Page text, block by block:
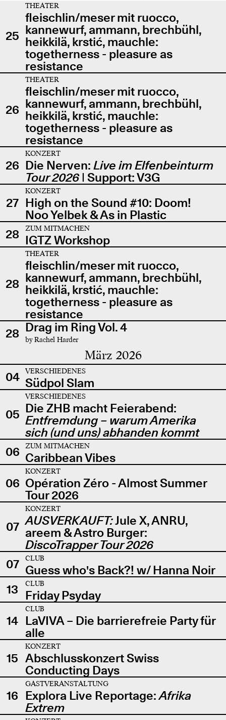
25
THEATER
fleischlin/meser mit ruocco,
kannewurf, ammann, brechbühl,
heikkilä, krstić, mauchle:
togetherness - pleasure as
resistance
26
THEATER
fleischlin/meser mit ruocco,
kannewurf, ammann, brechbühl,
heikkilä, krstić, mauchle:
togetherness - pleasure as
resistance
26
KONZERT
Die Nerven: Live im Elfenbeinturm
Tour 2026| Support: V3G
27
KONZERT
High on the Sound #10: Doom!
Noo Yelbek & As in Plastic
28
ZUM MITMACHEN
IGTZ Workshop
28
THEATER
fleischlin/meser mit ruocco,
kannewurf, ammann, brechbühl,
heikkilä, krstić, mauchle:
togetherness - pleasure as
resistance
28 Drag im Ring Vol. 4
by Rachel Harder
März 2026
04 VERSCHIEDENES
Südpol Slam
05
VERSCHIEDENES
Die ZHB macht Feierabend:
Entfremdung – warum Amerika
sich (und uns) abhanden kommt
06
ZUM MITMACHEN
Caribbean Vibes
06
KONZERT
Opération Zéro - Almost Summer
Tour 2026
07
KONZERT
AUSVERKAUFT:Jule X, ANRU,
areem & Astro Burger:
DiscoTrapper Tour 2026
07
CLUB
Guess who's Back?! w/ Hanna Noir
13
CLUB
Friday Psyday
14
CLUB
LaVIVA – Die barrierefreie Party für
alle
15
KONZERT
Abschlusskonzert Swiss
Conducting Days
16
GASTVERANSTALTUNG
Explora Live Reportage:Afrika
Extrem